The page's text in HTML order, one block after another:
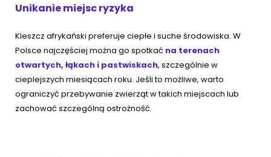
Unikanie miejsc ryzyka
Kleszcz afrykański preferuje ciepłe i suche środowiska. W
Polsce najczęściej można go spotkać na terenach
otwartych, łąkach i pastwiskach, szczególnie w
cieplejszych miesiącach roku. Jeśli to możliwe, warto
ograniczyć przebywanie zwierząt w takich miejscach lub
zachować szczególną ostrożność.